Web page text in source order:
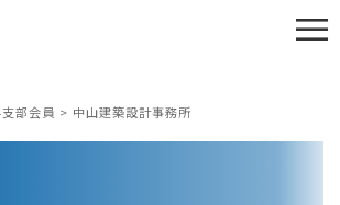
≡
部会員 > 中山建築設計事務所